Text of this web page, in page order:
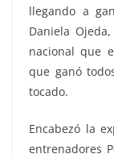
llegando a
Daniela
nacional que
que ganó
tocado.
Encabezó la
entrenadores